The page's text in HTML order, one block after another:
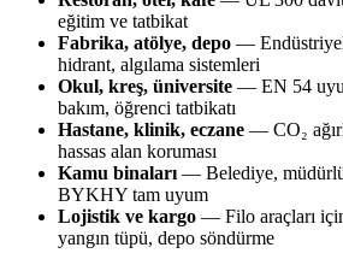
eğitim ve tatbikat
Fabrika, atölye, depo —
hidrant, algılama sistemleri
Okul, kreş, üniversite — EN 54
bakım, öğrenci tatbikatı
Hastane, klinik, eczane — CO₂
hassas alan koruması
Kamu binaları — Belediye,
BYKHY tam uyum
Lojistik ve kargo — Filo araçları
yangın tüpü, depo söndürme